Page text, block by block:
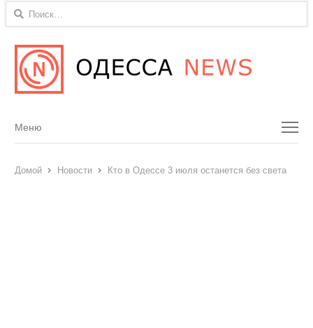
Найти:
Menu
Меню
Домой Новости Кто в Одессе 3 июля останется без света